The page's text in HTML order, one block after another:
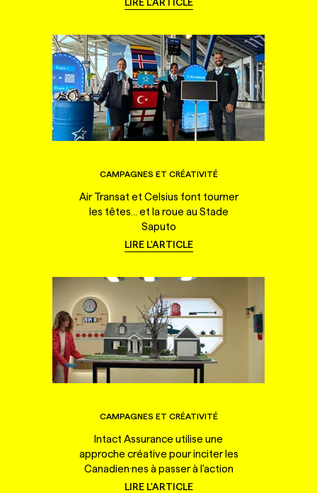
CAMPAGNES ET CRÉATIVITÉ
Air Transat et Celsius font tourner
les têtes... et la roue au Stade
Saputo
LIRE L'ARTICLE
CAMPAGNES ET CRÉATIVITÉ
Intact Assurance utilise une
approche créative pour inciter les
Canadien·nes à passer à l'action
LIRE L'ARTICLE